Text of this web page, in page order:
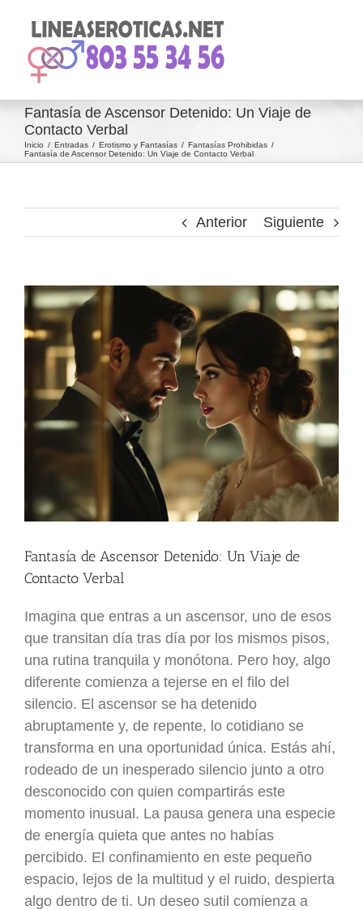
contenido
Fantasía de Ascensor Detenido: Un Viaje de
Contacto Verbal
Inicio Entradas Erotismo y Fantasías
Fantasías Prohibidas
Fantasía de Ascensor Detenido: Un Viaje de Contacto Verbal
Anterior Siguiente
Ver
imagen
más
grande
Fantasía de Ascensor Detenido: Un Viaje de
Contacto Verbal
Imagina que entras a un ascensor, uno de esos
que transitan día tras día por los mismos pisos,
una rutina tranquila y monótona. Pero hoy, algo
diferente comienza a tejerse en el filo del
silencio. El ascensor se ha detenido
abruptamente y, de repente, lo cotidiano se
transforma en una oportunidad única. Estás ahí,
rodeado de un inesperado silencio junto a otro
desconocido con quien compartirás este
momento inusual. La pausa genera una especie
de energía quieta que antes no habías
percibido. El confinamiento en este pequeño
espacio, lejos de la multitud y el ruido, despierta
algo dentro de ti. Un deseo sutil comienza a